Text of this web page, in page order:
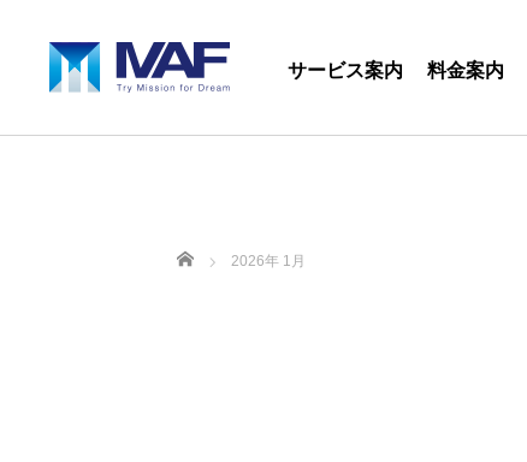
サービス案内 料金案内
ホーム 2026年 1月